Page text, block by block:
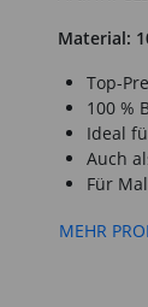
Material:
Top-
100 %
Ideal
Auch
Für
MEHR